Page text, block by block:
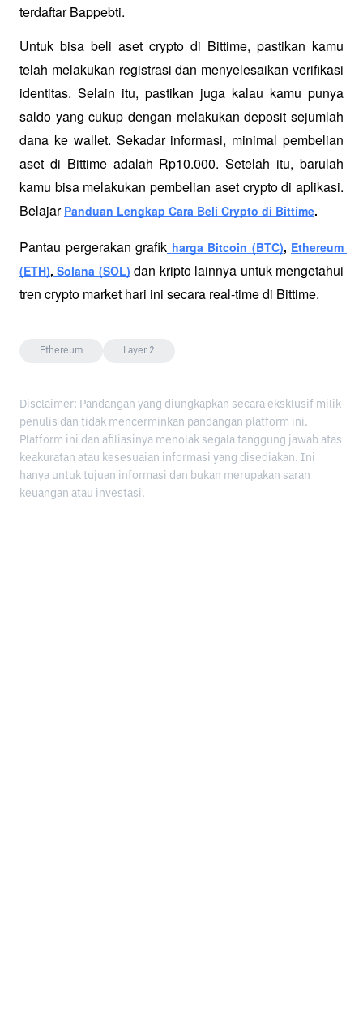
terdaftar Bappebti.
Untuk bisa beli aset crypto di Bittime, pastikan kamu
telah melakukan registrasi dan menyelesaikan verifikasi
identitas. Selain itu, pastikan juga kalau kamu punya
saldo yang cukup dengan melakukan deposit sejumlah
dana ke wallet. Sekadar informasi, minimal pembelian
aset di Bittime adalah Rp10.000. Setelah itu, barulah
kamu bisa melakukan pembelian aset crypto di aplikasi.
Belajar Panduan Lengkap Cara Beli Crypto di Bittime.
Pantau pergerakan grafik harga Bitcoin (BTC), Ethereum
(ETH), Solana (SOL) dan kripto lainnya untuk mengetahui
tren crypto market hari ini secara real-time di Bittime.
Ethereum Layer 2
Disclaimer: Pandangan yang diungkapkan secara eksklusif milik
penulis dan tidak mencerminkan pandangan platform ini.
Platform ini dan afiliasinya menolak segala tanggung jawab atas
keakuratan atau kesesuaian informasi yang disediakan. Ini
hanya untuk tujuan informasi dan bukan merupakan saran
keuangan atau investasi.